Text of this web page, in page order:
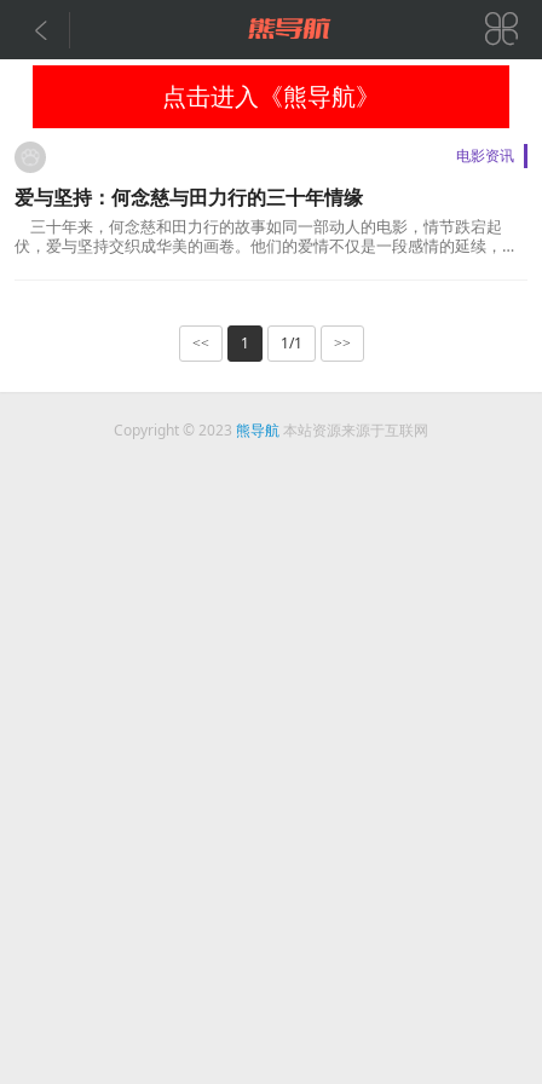
 
点击进入《熊导航》
电影资讯
爱与坚持：何念慈与田力行的三十年情缘
三十年来，何念慈和田力行的故事如同一部动人的电影，情节跌宕起
伏，爱与坚持交织成华美的画卷。他们的爱情不仅是一段感情的延续，更
<< 1 1/1 >>
Copyright © 2023 熊导航本站资源来源于互联网